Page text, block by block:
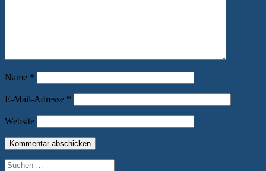
Name *
E-Mail-Adresse *
Website
Suchen